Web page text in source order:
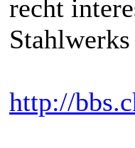
recht
http://